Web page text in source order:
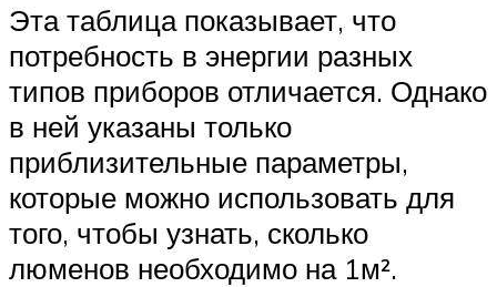
Эта таблица показывает, что
потребность в энергии разных
типов приборов отличается. Однако
в ней указаны только
приблизительные параметры,
которые можно использовать для
того, чтобы узнать, сколько
люменов необходимо на 1м².